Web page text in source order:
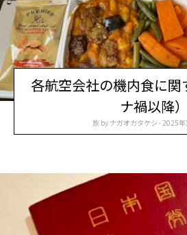
各航空会社の機内食に関
ナ禍以降）
旅by ナガオカタケシ 2025